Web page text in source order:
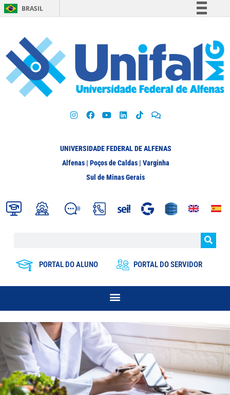
BRASIL
Participe
Acesso à informação
Legislação
UNIVERSIDADE FEDERAL DE ALFENAS
Alfenas | Poços de Caldas | Varginha
Sul de Minas Gerais
PORTAL DO ALUNO PORTAL DO SERVIDOR